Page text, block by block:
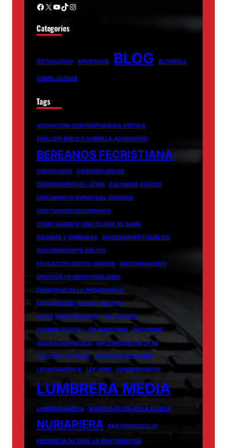
Facebook X YouTube TikTok Instagram
Categories
ACTUALIDAD APOSTASÍA BLOG BLOGROLL
COMO JUZGAR
Tags
ADORACIÓN CONTEMPORÁNEA CRÍTICA
ANÁLISIS BÍBLICO SOBRE LA ADORACIÓN
BEREANOS FECRISTIANA
CIBERACOSO
CIBERSEGURIDAD
CIBERSEGURIDAD LATAM
COLOMBIA MEXICO
CRECIMIENTO ESPIRITUAL GENUINO
CRISTIANISMOREFORMADO
CÓMO SABER SI UNA IGLESIA ES SANA
DIEZMOS Y OFRENDAS
DISCERNIMIENTOBIBLICO
DISCERNIMIENTO BÍBLICO
EDUCACIÓN DIGITAL PADRES
EMOCIONALISMO
EMOCIÓN VS EMOCIONALISMO
EVANGELIO DE LA PROSPERIDAD
EXPLOTACIÓN SEXUAL INFANTIL
FALSA ESPIRITUALIDAD
FE O ESTAFA
FORENSE DIGITAL
G3 MINISTRIES
GROOMING
IGLESIAEVANGELICA
INFLUENCERS DE LA FE
JOHN MACARTHUR
JONATHAN EDWARDS
LATINOAMÉRICA
LEY NOKI LUMBRERABLOG
LUMBRERA MEDIA
LUMBRERAMEDIA MANIPULACIÓN EN LA IGLESIA
NURIAPIERA PASTORESDELUJO
PRESENCIA DE DIOS VS SENTIMIENTOS